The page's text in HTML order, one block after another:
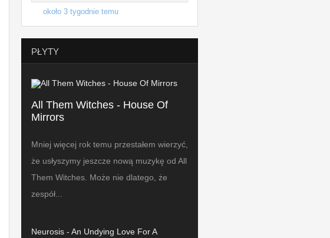
około 3 tygodnie temu
PŁYTY
All Them Witches - House Of
Mirrors
Mniej więcej rok temu przestałem wierzyć,
że usłyszymy jeszcze nową muzykę od All
Them Witches. Może nie dlatego, że
zespół...
Neurosis - An Undying Love For A